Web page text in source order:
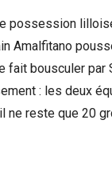
possession
Amalfitano
fait bousculer par
: les deux
ne reste que 20